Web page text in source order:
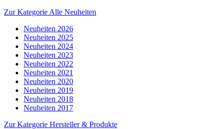
Zur Kategorie Alle Neuheiten
Neuheiten 2026
Neuheiten 2025
Neuheiten 2024
Neuheiten 2023
Neuheiten 2022
Neuheiten 2021
Neuheiten 2020
Neuheiten 2019
Neuheiten 2018
Neuheiten 2017
Zur Kategorie Hersteller & Produkte